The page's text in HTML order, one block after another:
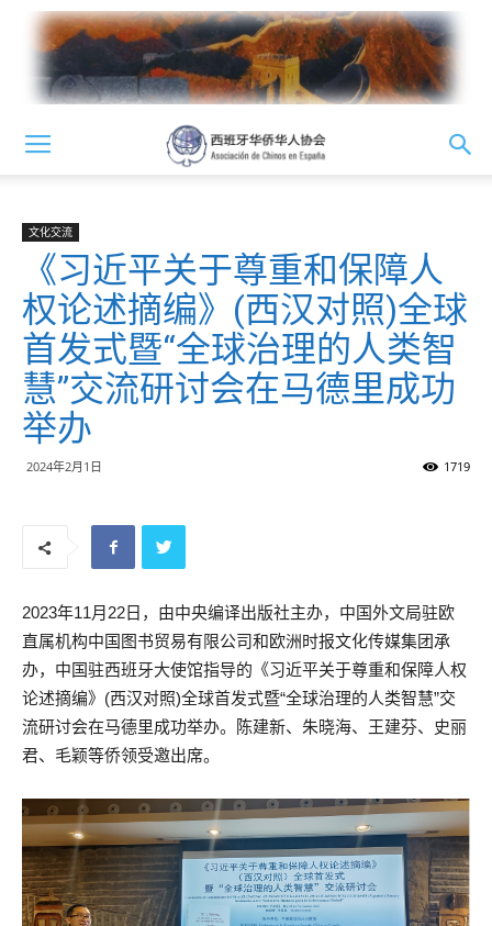
文化交流
《习近平关于尊重和保障人
权论述摘编》(西汉对照)全球
首发式暨“全球治理的人类智
慧”交流研讨会在马德里成功
举办
2024年2月1日 1719
2023年11月22日，由中央编译出版社主办，中国外文局驻欧
直属机构中国图书贸易有限公司和欧洲时报文化传媒集团承
办，中国驻西班牙大使馆指导的《习近平关于尊重和保障人权
论述摘编》(西汉对照)全球首发式暨“全球治理的人类智慧”交
流研讨会在马德里成功举办。陈建新、朱晓海、王建芬、史丽
君、毛颖等侨领受邀出席。